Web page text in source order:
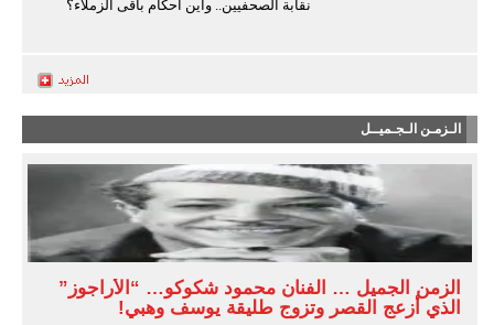
نقابة الصحفيين.. وأين أحكام باقى الزملاء؟
الـزمـن الـجـميــل
الزمن الجميل … الفنان محمود شكوكو… “الأراجوز”
الذي أزعج القصر وتزوج طليقة يوسف وهبي!